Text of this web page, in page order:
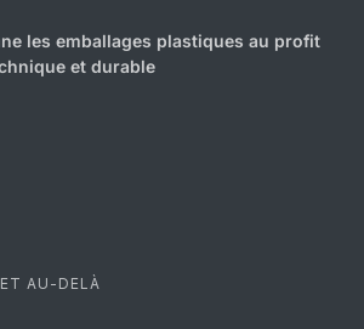
les emballages plastiques au profit
et durable
AU-DELÀ